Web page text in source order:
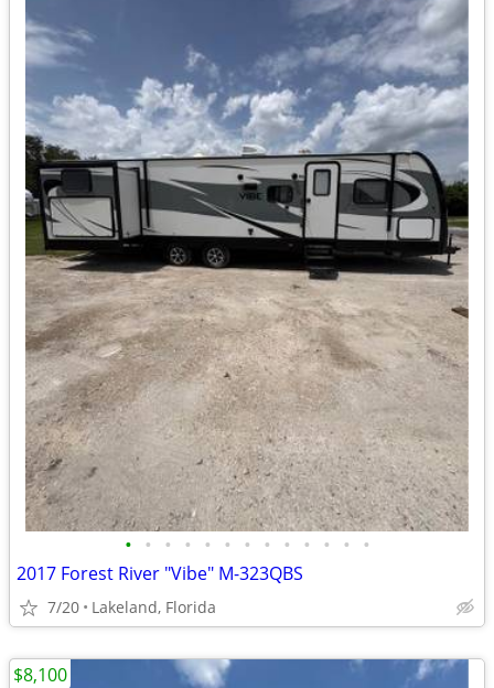
• • • • • • • • • • • • •
2017 Forest River "Vibe" M-323QBS
7/20 Lakeland, Florida
$8,100